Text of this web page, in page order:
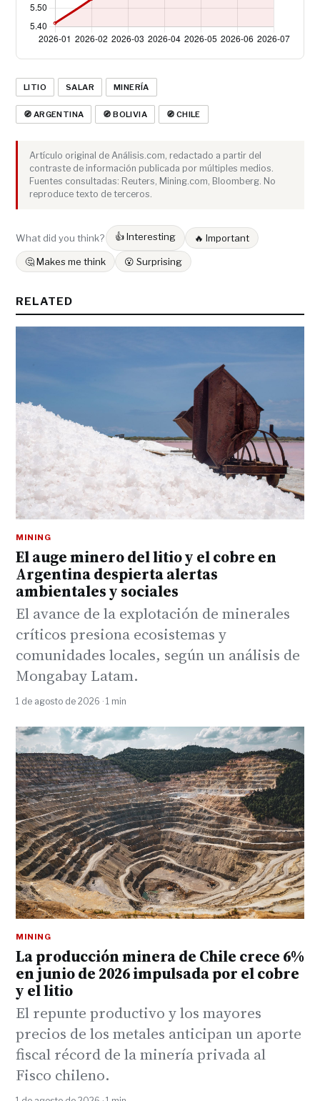
LITIO SALAR MINERÍA
🧭 ARGENTINA 🧭 BOLIVIA 🧭 CHILE
Artículo original de Análisis.com, redactado a partir del
contraste de información publicada por múltiples medios.
Fuentes consultadas: Reuters, Mining.com, Bloomberg. No
reproduce texto de terceros.
What did you think? 👍 Interesting 🔥 Important
🤔 Makes me think 😮 Surprising
RELATED
MINING
El auge minero del litio y el cobre en
Argentina despierta alertas
ambientales y sociales
El avance de la explotación de minerales
críticos presiona ecosistemas y
comunidades locales, según un análisis de
Mongabay Latam.
1 de agosto de 2026 · 1 min
MINING
La producción minera de Chile crece 6%
en junio de 2026 impulsada por el cobre
y el litio
El repunte productivo y los mayores
precios de los metales anticipan un aporte
fiscal récord de la minería privada al
Fisco chileno.